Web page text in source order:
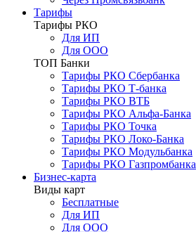
Тарифы
Тарифы РКО
Для ИП
Для ООО
ТОП Банки
Тарифы РКО Сбербанка
Тарифы РКО Т-банка
Тарифы РКО ВТБ
Тарифы РКО Альфа-Банка
Тарифы РКО Точка
Тарифы РКО Локо-Банка
Тарифы РКО Модульбанка
Тарифы РКО Газпромбанка
Бизнес-карта
Виды карт
Бесплатные
Для ИП
Для ООО